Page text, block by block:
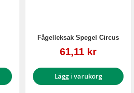
Fågelleksak Spegel Circus
Reapris
61,11 kr
Lägg i varukorg